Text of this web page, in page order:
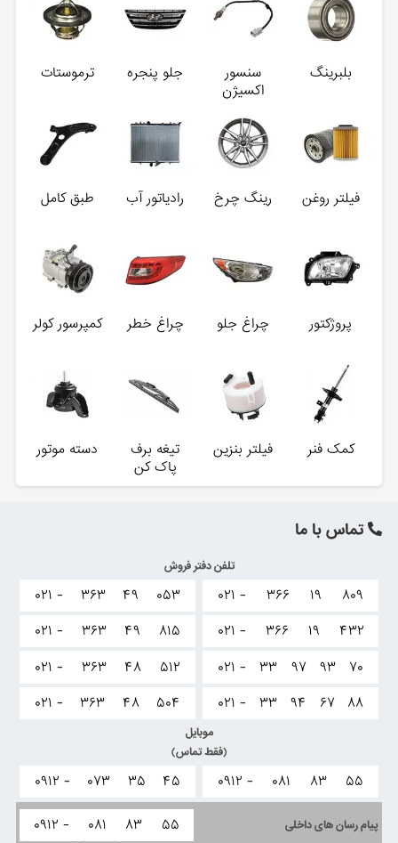
بلبرینگ
سنسور
اکسیژن
جلو پنجره ترموستات
فیلتر روغن رینگ چرخ رادیاتور آب طبق کامل
پروژکتور چراغ جلو چراغ خطر کمپرسور کولر
کمک فنر فیلتر بنزین
تیغه برف
پاک کن
دسته موتور
تماس با ما
تلفن دفتر فروش
۰۲۱ - ۳۶۶ ۱۹
۸۰۹
۰۲۱ -
۳۶۶ ۱۹
۴۳۲
۰۲۱ -
۳۳ ۹۷ ۹۳
۷۰
۰۲۱ -
۳۳ ۹۴ ۶۷ ۸۸
۰۲۱ - ۳۶۳ ۴۹
۰۵۳
۰۲۱ -
۳۶۳ ۴۹
۸۱۵
۰۲۱ -
۳۶۳ ۴۸
۵۱۲
۰۲۱ -
۳۶۳ ۴۸ ۵۰۴
موبایل
(فقط تماس)
۰۹۱۲ - ۰۸۱ ۸۳ ۵۵ ۰۹۱۲ - ۰۷۳ ۳۵ ۴۵
پیام رسان های داخلی ۰۹۱۲ - ۰۸۱ ۸۳ ۵۵